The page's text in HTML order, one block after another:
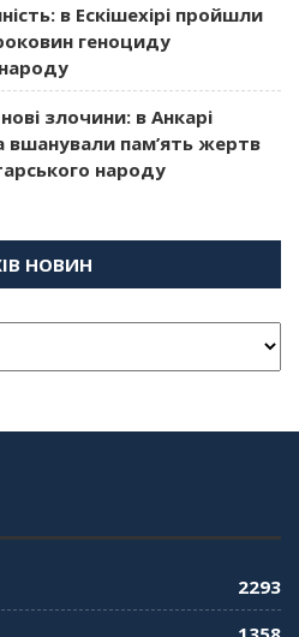
в Ескішехірі пройшли
геноциду
злочини: в Анкарі
пам’ять жертв
народу
НОВИН
2293